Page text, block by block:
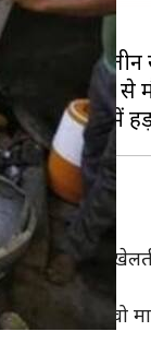
था कि
में गिरने से
है कि
चला तो वो